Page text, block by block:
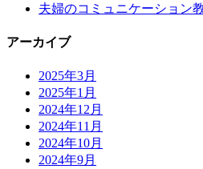
夫婦のコミュニケーション
アーカイブ
2025年3月
2025年1月
2024年12月
2024年11月
2024年10月
2024年9月